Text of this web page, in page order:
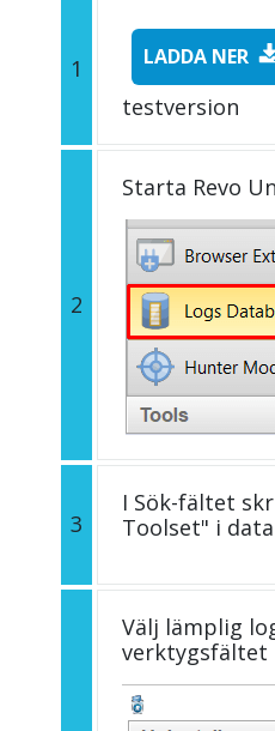
1 LADDA NER
testversion
2
Starta Revo
3
I Sök-fältet
Toolset" i
Välj lämplig
verktygsfältet